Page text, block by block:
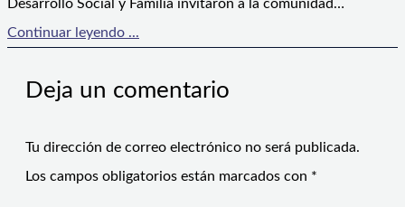
Desarrollo Social y Familia invitaron a la comunidad…
Continuar leyendo ...
Deja un comentario
Tu dirección de correo electrónico no será publicada.
Los campos obligatorios están marcados con *